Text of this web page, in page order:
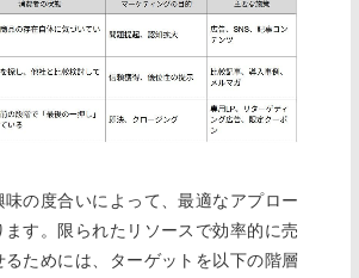
の度合いによって、最適なアプロー
す。限られたリソースで効率的に売
るためには、ターゲットを以下の階層